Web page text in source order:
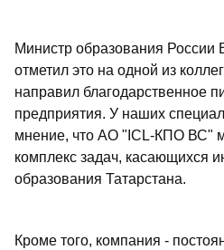
Министр образования
отметил это на одной из
направил благодарственное
предприятия. У наших
мнение, что АО "ICL-КПО ВС"
комплекс задач, касающихся
образования Татарстана.
Кроме того, компания -